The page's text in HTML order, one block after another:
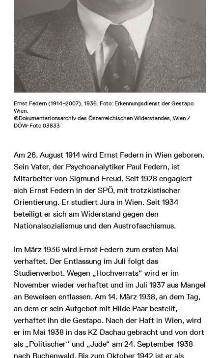
Ernst Federn (1914–2007), 1936. Foto: Erkennungsdienst der Gestapo
Wien.
©Dokumentationsarchiv des Österreichischen Widerstandes, Wien /
DÖW-Foto 03833
Am 26. August 1914 wird Ernst Federn in Wien geboren.
Sein Vater, der Psychoanalytiker Paul Federn, ist
Mitarbeiter von Sigmund Freud. Seit 1928 engagiert
sich Ernst Federn in der SPÖ, mit trotzkistischer
Orientierung. Er studiert Jura in Wien. Seit 1934
beteiligt er sich am Widerstand gegen den
Nationalsozialismus und den Austrofaschismus.
Im März 1936 wird Ernst Federn zum ersten Mal
verhaftet. Der Entlassung im Juli folgt das
Studienverbot. Wegen „Hochverrats“ wird er im
November wieder verhaftet und im Juli 1937 aus Mangel
an Beweisen entlassen. Am 14. März 1938, an dem Tag,
an dem er sein Aufgebot mit Hilde Paar bestellt,
verhaftet ihn die Gestapo. Nach der Haft in Wien, wird
er im Mai 1938 in das KZ Dachau gebracht und von dort
als „Politischer“ und „Jude“ am 24. September 1938
nach Buchenwald. Bis zum Oktober 1942 ist er als